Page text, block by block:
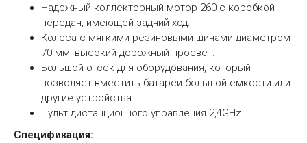
Надежный коллекторный мотор 260 с коробкой
передач, имеющей задний ход.
Колеса с мягкими резиновыми шинами диаметром
70 мм, высокий дорожный просвет.
Большой отсек для оборудования, который
позволяет вместить батареи большой емкости или
другие устройства.
Пульт дистанционного управления 2,4GHz.
Спецификация: